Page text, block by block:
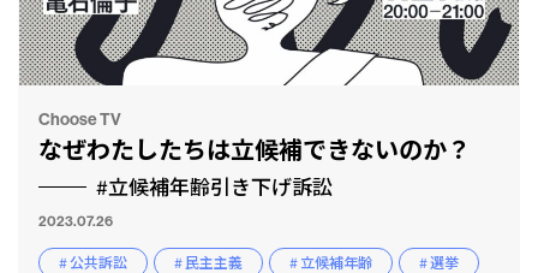
Choose TV
なぜわたしたちは立候補できないのか？
#立候補年齢引き下げ訴訟
2023.07.26
# 公共訴訟 # 民主主義 # 立候補年齢 # 選挙